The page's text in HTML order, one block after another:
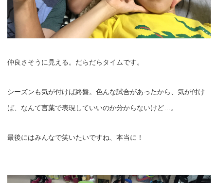
仲良さそうに見える。だらだらタイムです。
シーズンも気が付けば終盤。色んな試合があったから、気が付け
ば、なんて言葉で表現していいのか分からないけど…。
最後にはみんなで笑いたいですね、本当に！